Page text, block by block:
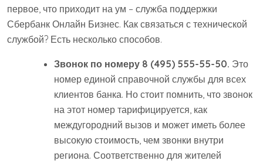
первое, что приходит на ум – служба поддержки
Сбербанк Онлайн Бизнес. Как связаться с технической
службой? Есть несколько способов.
Звонок по номеру 8 (495) 555-55-50. Это
номер единой справочной службы для всех
клиентов банка. Но стоит помнить, что звонок
на этот номер тарифицируется, как
междугородний вызов и может иметь более
высокую стоимость, чем звонки внутри
региона. Соответственно для жителей